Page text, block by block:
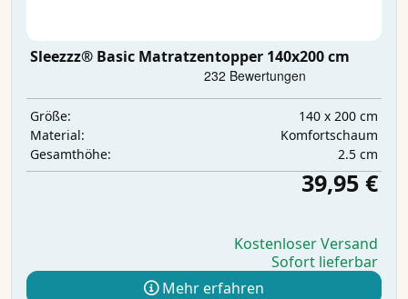
Sleezzz® Basic Matratzentopper 140x200 cm
Größe:
140 x 200 cm
Material:
Komfortschaum
Gesamthöhe:
2.5 cm
39,95 €
Kostenloser Versand
Sofort lieferbar
Mehr erfahren